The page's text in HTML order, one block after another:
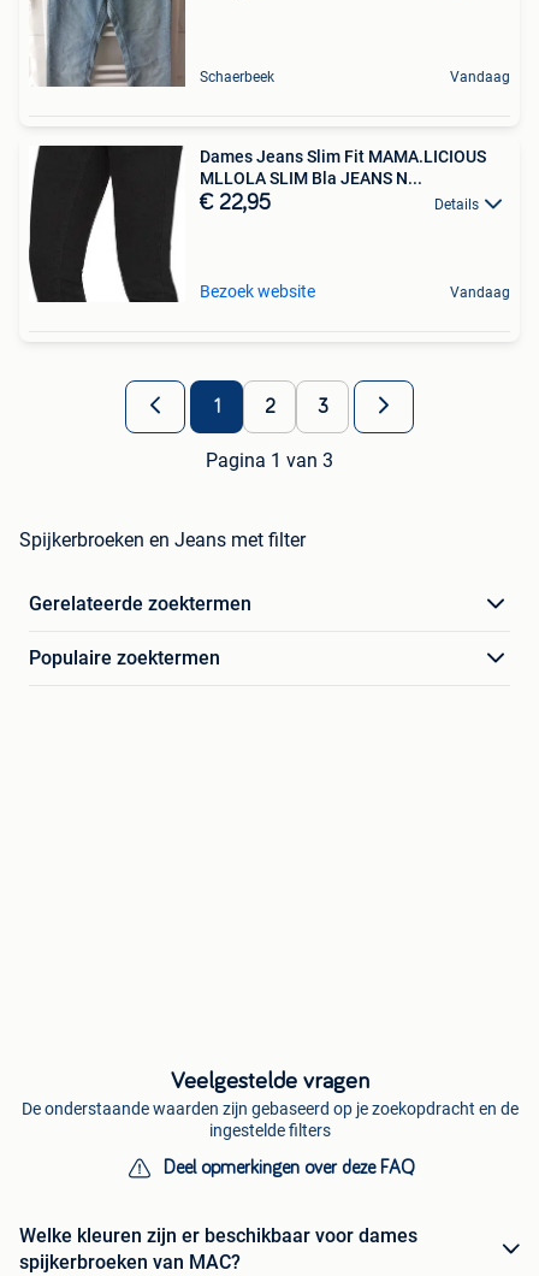
Schaerbeek Vandaag
Dames Jeans Slim Fit MAMA.LICIOUS
MLLOLA SLIM Bla JEANS N...
€ 22,95 Details
Bezoek website Vandaag
1 2 3
Pagina 1 van 3
Spijkerbroeken en Jeans met filter
Gerelateerde zoektermen
Populaire zoektermen
Veelgestelde vragen
De onderstaande waarden zijn gebaseerd op je zoekopdracht en de
ingestelde filters
Deel opmerkingen over deze FAQ
Welke kleuren zijn er beschikbaar voor dames
spijkerbroeken van MAC?